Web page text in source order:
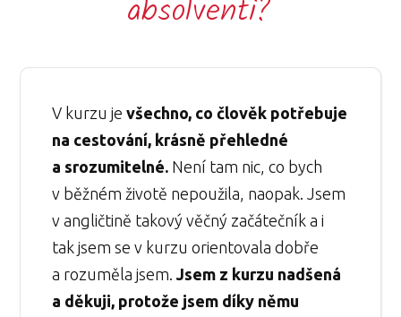
absolventi?
V kurzu jevšechno, co člověk potřebuje
na cestování, krásně přehledné
a srozumitelné. Není tam nic, co bych
v běžném životě nepoužila, naopak. Jsem
v angličtině takový věčný začátečník a i
tak jsem se v kurzu orientovala dobře
a rozuměla jsem.Jsem z kurzu nadšená
a děkuji, protože jsem díky němu